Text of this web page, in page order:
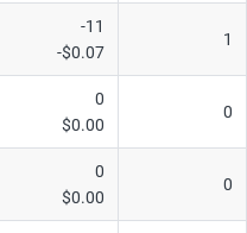
36,920円
74,270円 13.8円
86,230円
-11
-$0.07
1
0
$0.00
0
0
$0.00
0